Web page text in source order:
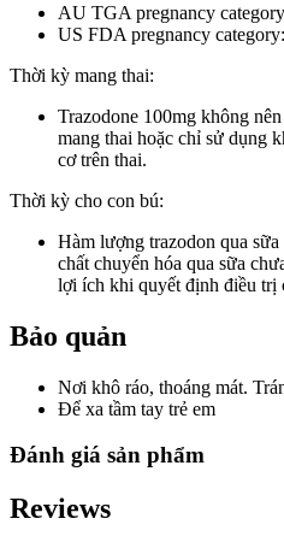
AU TGA pregnancy
US FDA pregnancy
Thời kỳ mang thai:
Trazodone 100mg không
mang thai hoặc chỉ sử dụng
cơ trên thai.
Thời kỳ cho con bú:
Hàm lượng trazodon qua
chất chuyển hóa qua sữa
lợi ích khi quyết định điều trị
Bảo quản
Nơi khô ráo, thoáng mát.
Để xa tầm tay trẻ em
Đánh giá sản phẩm
Reviews